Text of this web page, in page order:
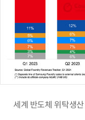
세계 반도체 위탁생